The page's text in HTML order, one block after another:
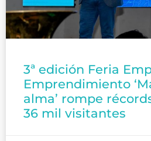
3ª edición Feria
Emprendimiento
alma’ rompe
36 mil visitantes